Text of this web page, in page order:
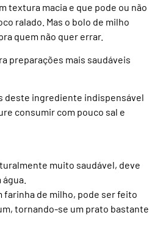
textura macia e que pode ou não
ralado. Mas o bolo de milho
quem não quer errar.
preparações mais saudáveis
deste ingrediente indispensável
consumir com pouco sal e
muito saudável, deve
farinha de milho, pode ser feito
tornando-se um prato bastante